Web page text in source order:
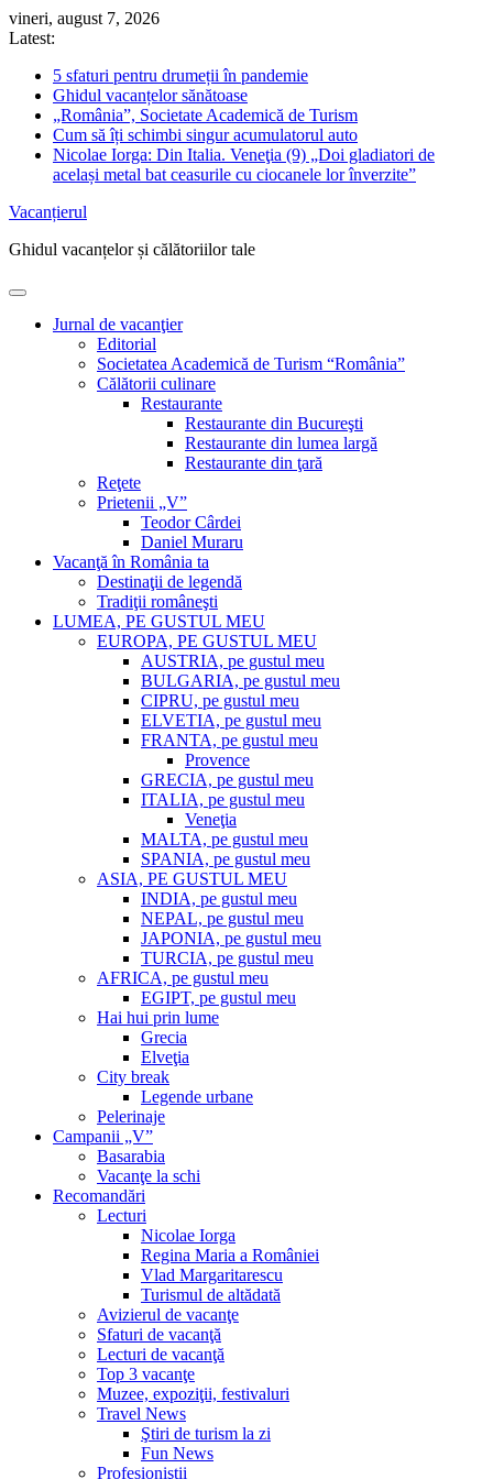
Skip
to
vineri, august 7, 2026
Latest:
5 sfaturi pentru drumeții în pandemie
Ghidul vacanțelor sănătoase
„România”, Societate Academică de Turism
Cum să îți schimbi singur acumulatorul auto
Nicolae Iorga: Din Italia. Veneţia (9) „Doi gladiatori de
același metal bat ceasurile cu ciocanele lor înverzite”
Vacanțierul
Ghidul vacanțelor și călătoriilor tale
Jurnal de vacanţier
Editorial
Societatea Academică de Turism “România”
Călătorii culinare
Restaurante
Restaurante din Bucureşti
Restaurante din lumea largă
Restaurante din ţară
Reţete
Prietenii „V”
Teodor Cârdei
Daniel Muraru
Vacanţă în România ta
Destinaţii de legendă
Tradiţii româneşti
LUMEA, PE GUSTUL MEU
EUROPA, PE GUSTUL MEU
AUSTRIA, pe gustul meu
BULGARIA, pe gustul meu
CIPRU, pe gustul meu
ELVETIA, pe gustul meu
FRANTA, pe gustul meu
Provence
GRECIA, pe gustul meu
ITALIA, pe gustul meu
Veneţia
MALTA, pe gustul meu
SPANIA, pe gustul meu
ASIA, PE GUSTUL MEU
INDIA, pe gustul meu
NEPAL, pe gustul meu
JAPONIA, pe gustul meu
TURCIA, pe gustul meu
AFRICA, pe gustul meu
EGIPT, pe gustul meu
Hai hui prin lume
Grecia
Elveţia
City break
Legende urbane
Pelerinaje
Campanii „V”
Basarabia
Vacanţe la schi
Recomandări
Lecturi
Nicolae Iorga
Regina Maria a României
Vlad Margaritarescu
Turismul de altădată
Avizierul de vacanţe
Sfaturi de vacanţă
Lecturi de vacanţă
Top 3 vacanţe
Muzee, expoziţii, festivaluri
Travel News
Ştiri de turism la zi
Fun News
Profesioniştii